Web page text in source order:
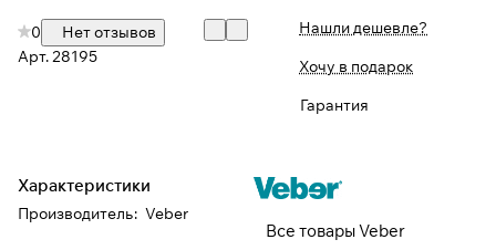
0
Нет отзывов
Арт.28195
Характеристики
Производитель: Veber
Нашли дешевле?
Хочу в подарок
Гарантия
Все товары Veber
Сегодня
в корзину